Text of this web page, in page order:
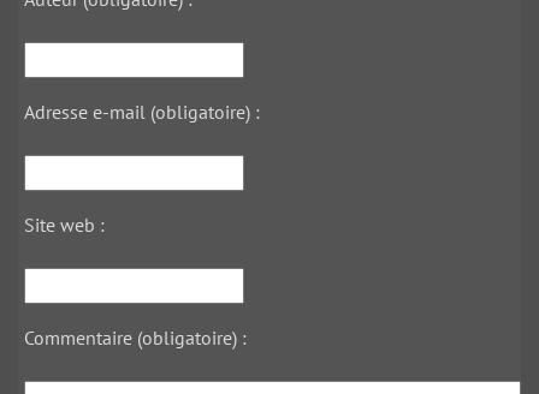
Adresse e-mail (obligatoire) :
Site web :
Commentaire (obligatoire) :